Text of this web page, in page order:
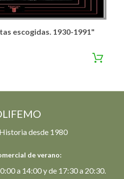
escogidas. 1930-1991"
desde 1980
de verano:
a 14:00 y de 17:30 a 20:30.